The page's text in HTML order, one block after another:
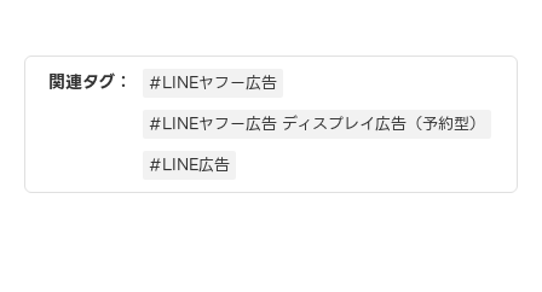
関連タグ：
#LINEヤフー広告
#LINEヤフー広告 ディスプレイ広告（予約型）
#LINE広告